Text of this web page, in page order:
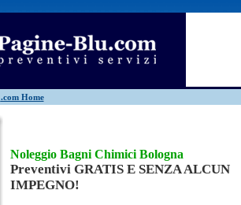
.com Home
Edilizia Giardinieri
Falegnami Idraulici
Noleggio Bagni Chimici Bologna
Preventivi GRATIS E SENZA ALCUN
IMPEGNO!